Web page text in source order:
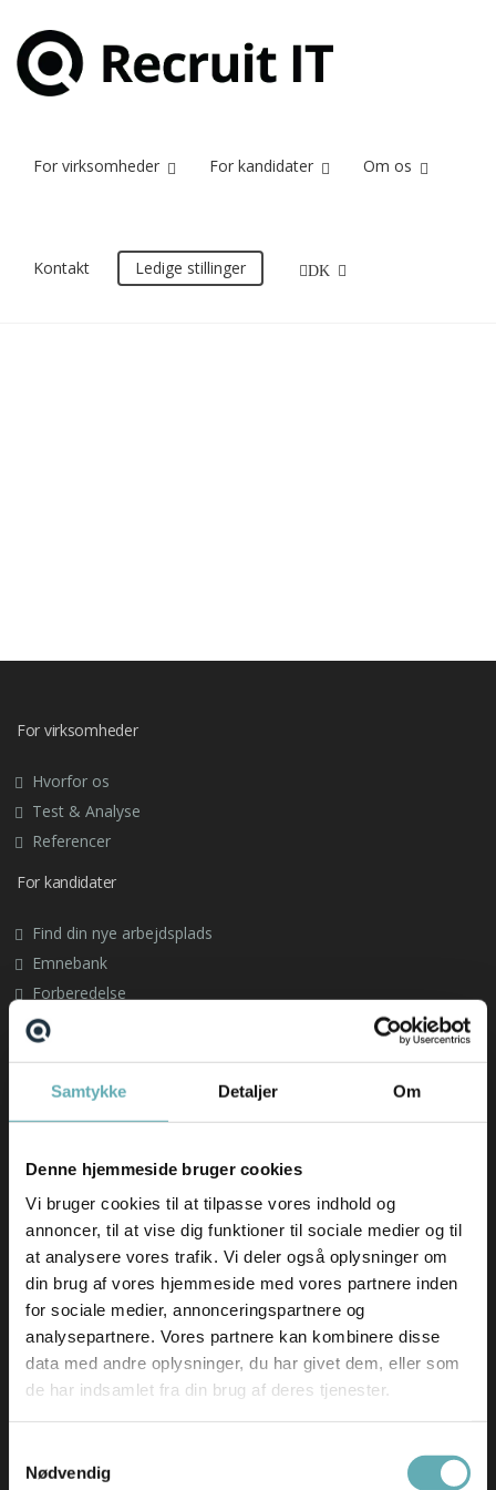
Samtykke Detaljer Om
Denne hjemmeside bruger cookies
Vi bruger cookies til at tilpasse vores indhold og
annoncer, til at vise dig funktioner til sociale medier og til
at analysere vores trafik. Vi deler også oplysninger om
din brug af vores hjemmeside med vores partnere inden
for sociale medier, annonceringspartnere og
analysepartnere. Vores partnere kan kombinere disse
data med andre oplysninger, du har givet dem, eller som
de har indsamlet fra din brug af deres tjenester.
Nødvendig
For virksomheder For kandidater Om os
Kontakt Ledige stillinger DK
Home
2000px-DR_logo.svg
For virksomheder
Hvorfor os
Test & Analyse
Referencer
For kandidater
Find din nye arbejdsplads
Emnebank
Forberedelse
Om os
Find din nye arbejdsplads
Emnebank
Hav en fantastisk sommer(ferie) ☀️
AI-revolutionen er allerede sket – i hvert fald i
softwarebranchen
Skift i typen af rekrutteringsopgaver vi får ind
Nyeste ledige stillinger
Salgskonsulent til EcoMobility